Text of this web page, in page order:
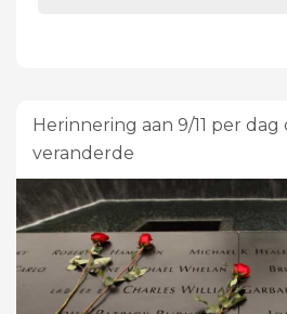
Herinnering aan 9/11 per
veranderde